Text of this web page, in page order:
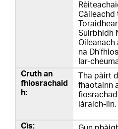
Càileachd
Suirbhidh
Oileanach
na
Iar-
Tha pàirt
fhaotainn
làraich-